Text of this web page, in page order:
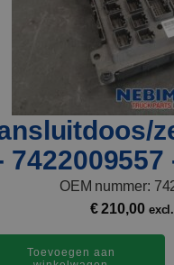
OEM nummer:
€210,00
Toevoegen aan